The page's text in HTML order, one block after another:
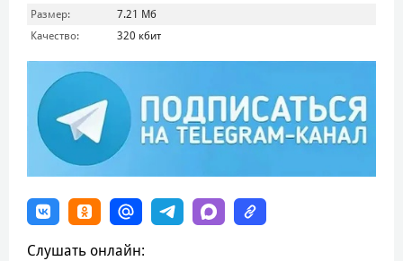
Размер:
7.21 Мб
Качество:
320 кбит
Слушать онлайн: